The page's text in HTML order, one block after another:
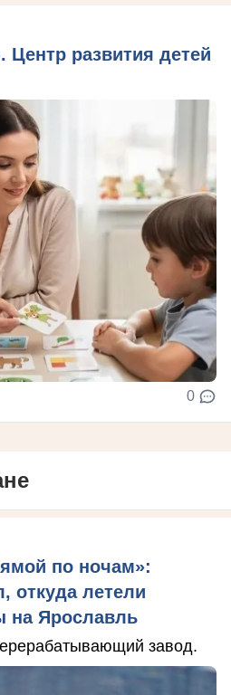
Центр развития детей
0
по ночам»:
откуда летели
на Ярославль
завод.